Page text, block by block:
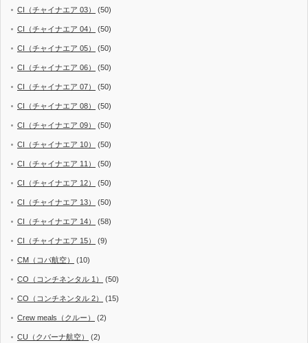
CI（チャイナエア 03） (50)
CI（チャイナエア 04） (50)
CI（チャイナエア 05） (50)
CI（チャイナエア 06） (50)
CI（チャイナエア 07） (50)
CI（チャイナエア 08） (50)
CI（チャイナエア 09） (50)
CI（チャイナエア 10） (50)
CI（チャイナエア 11） (50)
CI（チャイナエア 12） (50)
CI（チャイナエア 13） (50)
CI（チャイナエア 14） (58)
CI（チャイナエア 15） (9)
CM（コパ航空） (10)
CO（コンチネンタル 1） (50)
CO（コンチネンタル 2） (15)
Crew meals（クルー） (2)
CU（クバーナ航空） (2)